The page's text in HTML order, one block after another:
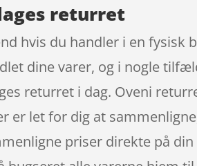
returret
hvis du handler i en fysisk
dine varer, og i nogle
returret i dag. Oveni
er let for dig at
priser direkte på